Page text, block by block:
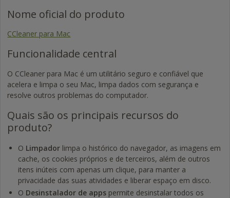
Nome oficial do produto
CCleaner para Mac
Funcionalidade central
O CCleaner para Mac é um utilitário seguro e confiável que
acelera e limpa o seu Mac, limpa dados com segurança e
resolve outros problemas do computador.
Quais são os principais recursos do
produto?
O Limpador limpa o histórico do navegador, as imagens em
cache, os cookies próprios e de terceiros, além de outros
itens inúteis com apenas um clique, para manter a
privacidade das suas atividades e liberar espaço em disco.
O Desinstalador de apps permite desinstalar todos os